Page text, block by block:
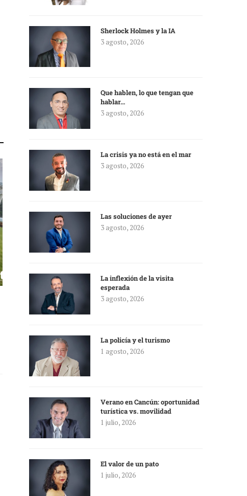
Sherlock Holmes y la IA
3 agosto, 2026
Que hablen, lo que tengan que
hablar…
3 agosto, 2026
La crisis ya no está en el mar
3 agosto, 2026
Las soluciones de ayer
3 agosto, 2026
La inflexión de la visita
esperada
3 agosto, 2026
La policía y el turismo
1 agosto, 2026
Verano en Cancún: oportunidad
turística vs. movilidad
1 julio, 2026
El valor de un pato
1 julio, 2026